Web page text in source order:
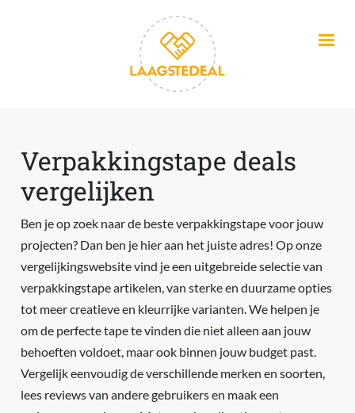
Verpakkingstape deals
vergelijken
Ben je op zoek naar de beste verpakkingstape voor jouw
projecten? Dan ben je hier aan het juiste adres! Op onze
vergelijkingswebsite vind je een uitgebreide selectie van
verpakkingstape artikelen, van sterke en duurzame opties
tot meer creatieve en kleurrijke varianten. We helpen je
om de perfecte tape te vinden die niet alleen aan jouw
behoeften voldoet, maar ook binnen jouw budget past.
Vergelijk eenvoudig de verschillende merken en soorten,
lees reviews van andere gebruikers en maak een